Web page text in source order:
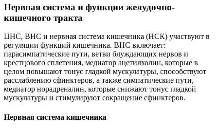
Нервная система и функции желудочно-
кишечного тракта
ЦНС, ВНС и нервная система кишечника (НСК) участвуют в
регуляции функций кишечника. ВНС включает:
парасимпатические пути, ветви блуждающих нервов и
крестцового сплетения, медиатор ацетилхолин, которые в
целом повышают тонус гладкой мускулатуры, способствуют
расслаблению сфинктеров, а также симпатические пути,
медиатор норадреналин, которые снижают тонус гладкой
мускулатуры и стимулируют сокращение сфинктеров.
Нервная система кишечника